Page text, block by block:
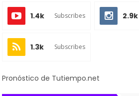
1.4k Subscribes 2.9k
1.3k Subscribes
Pronóstico de Tutiempo.net